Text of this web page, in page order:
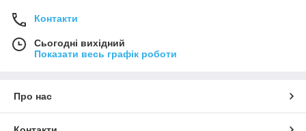
Контакти
Сьогодні вихідний
Показати весь графік роботи
Про нас